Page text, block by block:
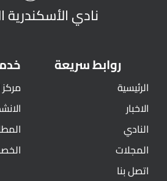
نادي الأسكندرية
روابط سريعة
الرئيسية
الاخبار
النادي
المجلات
اتصل بنا